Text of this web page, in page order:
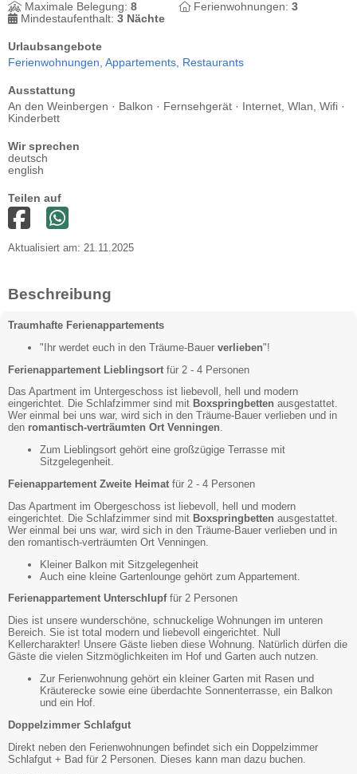
Maximale Belegung: 8 Ferienwohnungen: 3
Mindestaufenthalt: 3 Nächte
Urlaubsangebote
Ferienwohnungen, Appartements, Restaurants
Ausstattung
An den Weinbergen · Balkon · Fernsehgerät · Internet, Wlan, Wifi ·
Kinderbett
Wir sprechen
deutsch
english
Teilen auf
Aktualisiert am: 21.11.2025
Beschreibung
Traumhafte Ferienappartements
"Ihr werdet euch in den Träume-Bauer verlieben"!
Ferienappartement Lieblingsort für 2 - 4 Personen
Das Apartment im Untergeschoss ist liebevoll, hell und modern
eingerichtet. Die Schlafzimmer sind mit Boxspringbetten ausgestattet.
Wer einmal bei uns war, wird sich in den Träume-Bauer verlieben und in
den romantisch-verträumten Ort Venningen.
Zum Lieblingsort gehört eine großzügige Terrasse mit
Sitzgelegenheit.
Feienappartement Zweite Heimat für 2 - 4 Personen
Das Apartment im Obergeschoss ist liebevoll, hell und modern
eingerichtet. Die Schlafzimmer sind mit Boxspringbetten ausgestattet.
Wer einmal bei uns war, wird sich in den Träume-Bauer verlieben und in
den romantisch-verträumten Ort Venningen.
Kleiner Balkon mit Sitzgelegenheit
Auch eine kleine Gartenlounge gehört zum Appartement.
Ferienappartement Unterschlupffür 2 Personen
Dies ist unsere wunderschöne, schnuckelige Wohnungen im unteren
Bereich. Sie ist total modern und liebevoll eingerichtet. Null
Kellercharakter! Unsere Gäste lieben diese Wohnung. Natürlich dürfen die
Gäste die vielen Sitzmöglichkeiten im Hof und Garten auch nutzen.
Zur Ferienwohnung gehört ein kleiner Garten mit Rasen und
Kräuterecke sowie eine überdachte Sonnenterrasse, ein Balkon
und ein Hof.
Doppelzimmer Schlafgut
Direkt neben den Ferienwohnungen befindet sich ein Doppelzimmer
Schlafgut + Bad für 2 Personen. Dieses kann man dazu buchen.